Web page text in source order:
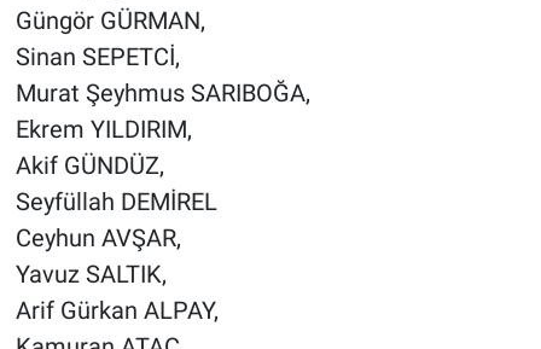
Güngör GÜRMAN,
Sinan SEPETCİ,
Murat Şeyhmus SARIBOĞA,
Ekrem YILDIRIM,
Akif GÜNDÜZ,
Seyfüllah DEMİREL
Ceyhun AVŞAR,
Yavuz SALTIK,
Arif Gürkan ALPAY,